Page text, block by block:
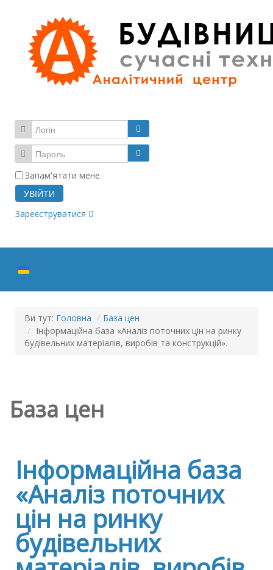
Запам'ятати мене
УВІЙТИ
Зареєструватися
Ви тут: Головна / База цен
/ Інформаційна база «Аналіз поточних цін на ринку
будівельних матеріалів, виробів та конструкцій».
База цен
Інформаційна база
«Аналіз поточних
цін на ринку
будівельних